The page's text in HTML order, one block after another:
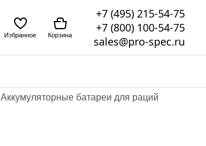
Избранное Корзина
+7 (495) 215-54-75
+7 (800) 100-54-75
sales@pro-spec.ru
Аккумуляторные батареи для раций